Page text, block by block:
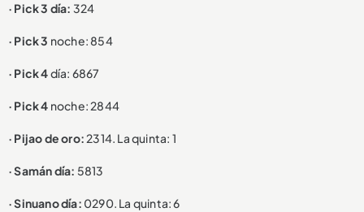
· Pick 3 día: 324
· Pick 3 noche: 854
· Pick 4día: 6867
· Pick 4 noche: 2844
· Pijao de oro: 2314. La quinta: 1
· Samán día: 5813
· Sinuano día: 0290. La quinta: 6